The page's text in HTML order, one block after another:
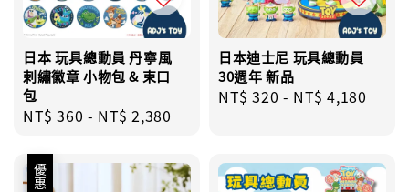
日本 玩具總動員 丹寧風
刺繡徽章 小物包 & 束口
包
Regular
NT$ 360 - NT$ 2,380
日本迪士尼 玩具總動員
30週年 新品
Regular
NT$ 320 - NT$ 4,180
優惠